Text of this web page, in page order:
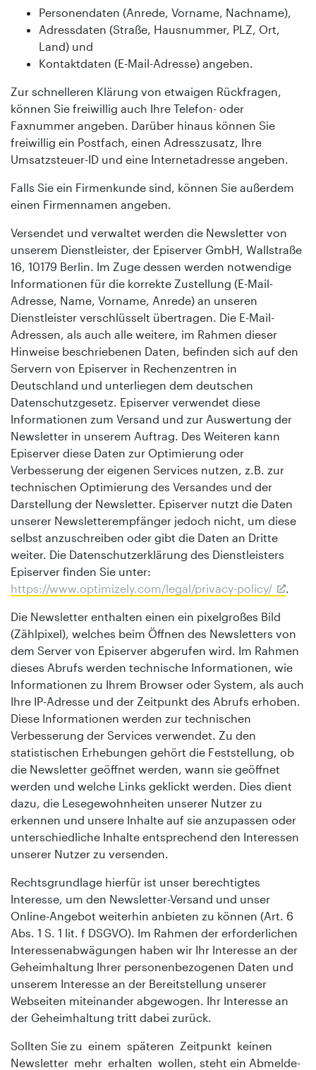
Personendaten (Anrede, Vorname, Nachname),
Adressdaten (Straße, Hausnummer, PLZ, Ort,
Land) und
Kontaktdaten (E-Mail-Adresse) angeben.
Zur schnelleren Klärung von etwaigen Rückfragen,
können Sie freiwillig auch Ihre Telefon- oder
Faxnummer angeben. Darüber hinaus können Sie
freiwillig ein Postfach, einen Adresszusatz, Ihre
Umsatzsteuer-ID und eine Internetadresse angeben.
Falls Sie ein Firmenkunde sind, können Sie außerdem
einen Firmennamen angeben.
Versendet und verwaltet werden die Newsletter von
unserem Dienstleister, der Episerver GmbH, Wallstraße
16, 10179 Berlin. Im Zuge dessen werden notwendige
Informationen für die korrekte Zustellung (E-Mail-
Adresse, Name, Vorname, Anrede) an unseren
Dienstleister verschlüsselt übertragen. Die E-Mail-
Adressen, als auch alle weitere, im Rahmen dieser
Hinweise beschriebenen Daten, befinden sich auf den
Servern von Episerver in Rechenzentren in
Deutschland und unterliegen dem deutschen
Datenschutzgesetz. Episerver verwendet diese
Informationen zum Versand und zur Auswertung der
Newsletter in unserem Auftrag. Des Weiteren kann
Episerver diese Daten zur Optimierung oder
Verbesserung der eigenen Services nutzen, z.B. zur
technischen Optimierung des Versandes und der
Darstellung der Newsletter. Episerver nutzt die Daten
unserer Newsletterempfänger jedoch nicht, um diese
selbst anzuschreiben oder gibt die Daten an Dritte
weiter. Die Datenschutzerklärung des Dienstleisters
Episerver finden Sie unter:
https://www.optimizely.com/legal/privacy-policy/
Die Newsletter enthalten einen ein pixelgroßes Bild
(Zählpixel), welches beim Öffnen des Newsletters von
dem Server von Episerver abgerufen wird. Im Rahmen
dieses Abrufs werden technische Informationen, wie
Informationen zu Ihrem Browser oder System, als auch
Ihre IP-Adresse und der Zeitpunkt des Abrufs erhoben.
Diese Informationen werden zur technischen
Verbesserung der Services verwendet. Zu den
statistischen Erhebungen gehört die Feststellung, ob
die Newsletter geöffnet werden, wann sie geöffnet
werden und welche Links geklickt werden. Dies dient
dazu, die Lesegewohnheiten unserer Nutzer zu
erkennen und unsere Inhalte auf sie anzupassen oder
unterschiedliche Inhalte entsprechend den Interessen
unserer Nutzer zu versenden.
Rechtsgrundlage hierfür ist unser berechtigtes
Interesse, um den Newsletter-Versand und unser
Online-Angebot weiterhin anbieten zu können (Art. 6
Abs. 1 S. 1 lit. f DSGVO). Im Rahmen der erforderlichen
Interessenabwägungen haben wir Ihr Interesse an der
Geheimhaltung Ihrer personenbezogenen Daten und
unserem Interesse an der Bereitstellung unserer
Webseiten miteinander abgewogen. Ihr Interesse an
der Geheimhaltung tritt dabei zurück.
Sollten Sie zu einem späteren Zeitpunkt keinen
Newsletter mehr erhalten wollen, steht ein Abmelde-